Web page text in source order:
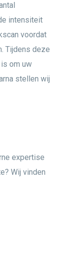
intensiteit
voordat
Tijdens deze
om uw
stellen wij
expertise
Wij vinden